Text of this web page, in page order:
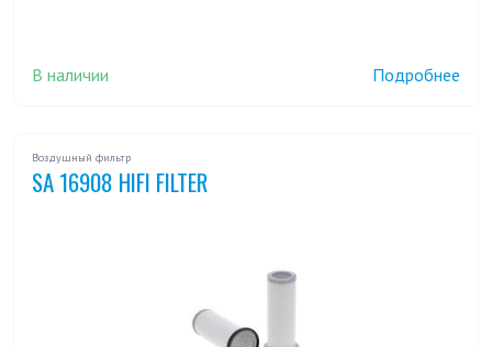
В наличии Подробнее
Воздушный фильтр
SA 16908 HIFI FILTER